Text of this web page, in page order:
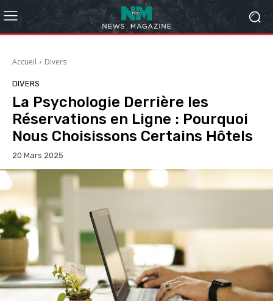
Accueil Divers
DIVERS
La Psychologie Derrière les
Réservations en Ligne : Pourquoi
Nous Choisissons Certains Hôtels
20 Mars 2025